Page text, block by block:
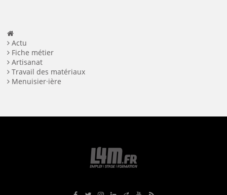
Actu
Fiche métier
Artisanat
Travail des matériaux
Menuisier·ière